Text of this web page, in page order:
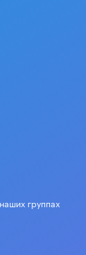
группах